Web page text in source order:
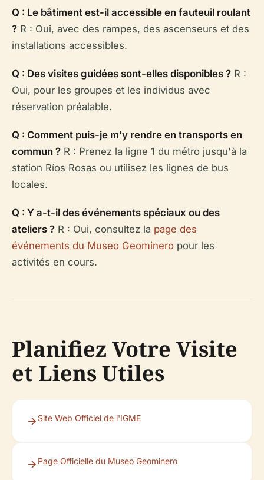
Q : Le bâtiment est-il accessible en fauteuil roulant
? R : Oui, avec des rampes, des ascenseurs et des
installations accessibles.
Q : Des visites guidées sont-elles disponibles ? R :
Oui, pour les groupes et les individus avec
réservation préalable.
Q : Comment puis-je m'y rendre en transports en
commun ? R : Prenez la ligne 1 du métro jusqu'à la
station Ríos Rosas ou utilisez les lignes de bus
locales.
Q : Y a-t-il des événements spéciaux ou des
ateliers ? R : Oui, consultez la page des
événements du Museo Geominero pour les
activités en cours.
Planifiez Votre Visite
et Liens Utiles
Site Web Officiel de l'IGME
Page Officielle du Museo Geominero